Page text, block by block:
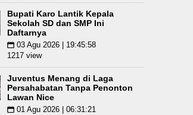
Bupati Karo Lantik Kepala
Sekolah SD dan SMP Ini
Daftarnya
📅 03 Agu 2026 | 19:45:58
1217 view
Juventus Menang di Laga
Persahabatan Tanpa Penonton
Lawan Nice
📅 01 Agu 2026 | 06:31:21